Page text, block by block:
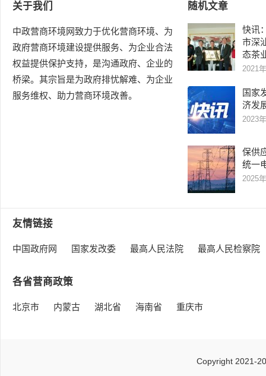
关于我们
中政营商环境网致力于优化营商环境、为
政府营商环境建设提供服务、为企业合法
权益提供保护支持，是沟通政府、企业的
桥梁。其宗旨是为政府排忧解难、为企业
服务维权、助力营商环境改善。
随机文章
快讯
市深
态茶
2021
国家
济发
2023
保供
统一
2025
友情链接
中国政府网 国家发改委 最高人民法院 最高人民检察院
各省营商政策
北京市 内蒙古 湖北省 海南省 重庆市
Copyright 2021-